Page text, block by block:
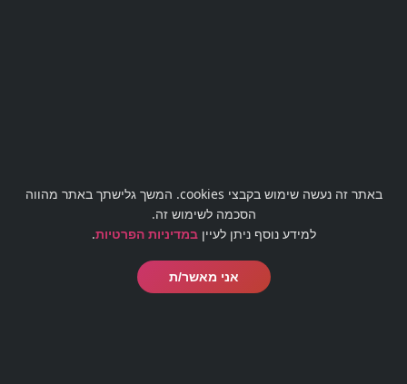
03-5188009
office@barmaster.co.il
באתר זה נעשה שימוש בקבצי cookies. המשך גלישתך באתר מהווה
הסכמה לשימוש זה.
למידע נוסף ניתן לעייןבמדיניות הפרטיות.
אני מאשר/ת